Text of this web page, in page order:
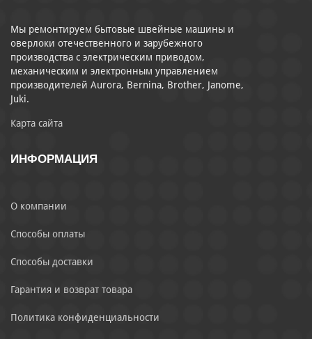
Мы ремонтируем бытовые швейные машины и
оверлоки отечественного и зарубежного
производства с электрическим приводом,
механическим и электронным управлением
производителей Aurora, Bernina, Brother, Janome,
Juki.
Карта сайта
ИНФОРМАЦИЯ
О компании
Способы оплаты
Способы доставки
Гарантия и возврат товара
Политика конфиденциальности